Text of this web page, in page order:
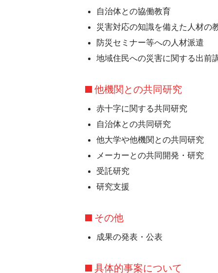
自治体との協働教育
災害対応の知識を備えた人材の
防災セミナー等への人材派遣
地域住民への災害に関する出前
他機関との共同研究
赤十字に関する共同研究
自治体との共同研究
他大学や他機関との共同研究
メーカーとの共同開発・研究
受託研究
研究支援
その他
成果の発表・公表
具体的事案について